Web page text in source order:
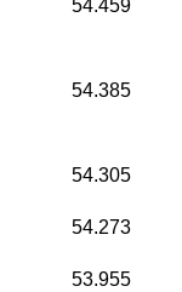
54.459
54.385
54.305
54.273
53.955